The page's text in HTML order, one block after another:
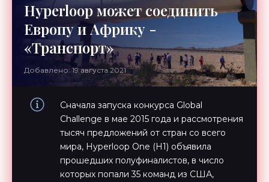
Hyperloop может соединить
Европу и Африку -
«Транспорт»
Добавлено: 19 августа 2021
Сначала запуска конкурса Global
Challenge в мае 2015 года и рассмотрения
тысяч предложений от стран со всего
мира, Hyperloop One (H1) объявила
прошедших полуфиналистов, в число
которых попали 35 команд из США,